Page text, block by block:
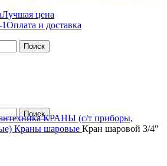
Лучшая цена
Оплата и доставка
Поиск
ПоискКРАНЫ (с/т приборы,
Краны шаровые Кран шаровой 3/4″